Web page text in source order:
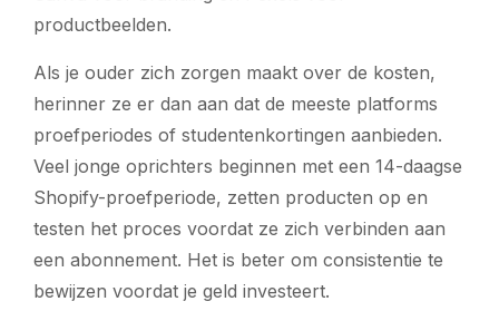
productbeelden.
Als je ouder zich zorgen maakt over de kosten,
herinner ze er dan aan dat de meeste platforms
proefperiodes of studentenkortingen aanbieden.
Veel jonge oprichters beginnen met een 14-daagse
Shopify-proefperiode, zetten producten op en
testen het proces voordat ze zich verbinden aan
een abonnement. Het is beter om consistentie te
bewijzen voordat je geld investeert.